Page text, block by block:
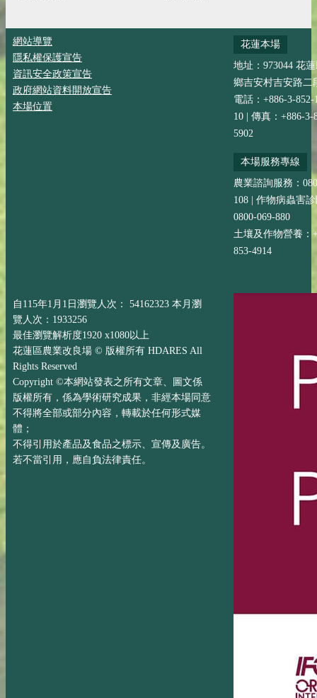
網站導覽
隱私權保護宣告
資訊安全政策宣告
政府網站資料開放宣告
本場位置
花蓮本場
地址：973044 花
鄉吉安村吉安路二
電話：+886-3-852-
10 | 傳真：+886-3-
5902
本場服務專線
農業諮詢服務：
108 | 作物病蟲害
0800-069-880
土壤及作物營養：
853-4914
自115年1月1日瀏覽人次： 54162323 本月瀏
覽人次：1933256
最佳瀏覽解析度1920 x1080以上
花蓮區農業改良場 © 版權所有 HDARES All
Rights Reserved
Copyright ©本網站發表之所有文章、圖文係
版權所有，係為學術研究成果，非經本場同意
不得將全部或部分內容，轉載於任何形式媒
體；
不得引用於產品及食品之標示、宣傳及廣告。
若不當引用，應自負法律責任。